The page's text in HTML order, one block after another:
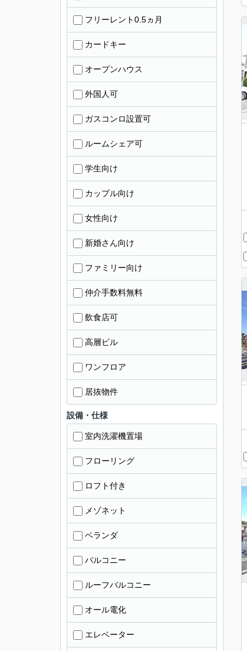
フリーレント0.5ヵ月
カードキー
オープンハウス
外国人可
ガスコンロ設置可
ルームシェア可
学生向け
カップル向け
女性向け
新婚さん向け
ファミリー向け
仲介手数料無料
飲食店可
高層ビル
ワンフロア
居抜物件
設備・仕様
室内洗濯機置場
フローリング
ロフト付き
メゾネット
ベランダ
バルコニー
ルーフバルコニー
オール電化
エレベーター